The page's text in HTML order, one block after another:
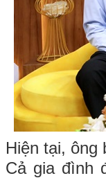
Hiện tại, ông
Cả gia đình